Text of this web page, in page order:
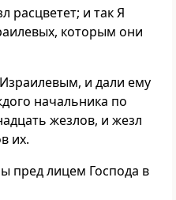
расцветет; и так Я
которым они
и дали ему
начальника по
жезлов, и жезл
их.
пред лицем Господа в